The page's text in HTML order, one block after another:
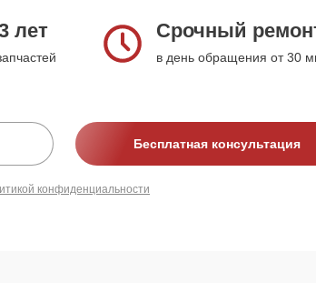
лет Срочный
в день обращения от 30
Бесплатная консультация
конфиденциальности